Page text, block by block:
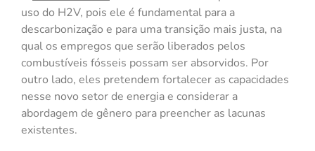
uso do H2V, pois ele é fundamental para a
descarbonização e para uma transição mais justa, na
qual os empregos que serão liberados pelos
combustíveis fósseis possam ser absorvidos. Por
outro lado, eles pretendem fortalecer as capacidades
nesse novo setor de energia e considerar a
abordagem de gênero para preencher as lacunas
existentes.